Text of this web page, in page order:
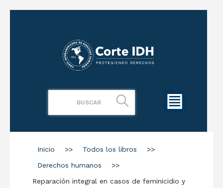
Inicio >> Todos los libros
>>
Derechos humanos
>>
Reparación integral en casos de feminicidio y